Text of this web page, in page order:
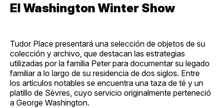
El Washington Winter Show
Tudor Place presentará una selección de objetos de su
colección y archivo, que destacan las estrategias
utilizadas por la familia Peter para documentar su legado
familiar a lo largo de su residencia de dos siglos. Entre
los artículos notables se encuentra una taza de té y un
platillo de Sèvres, cuyo servicio originalmente perteneció
a George Washington.